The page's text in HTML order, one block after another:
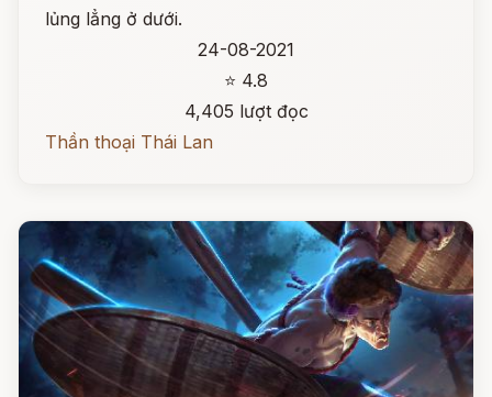
lủng lẳng ở dưới.
24-08-2021
⭐ 4.8
4,405 lượt đọc
Thần thoại Thái Lan